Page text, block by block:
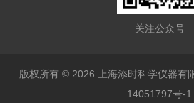
关注公众号
版权所有 © 2026 上海添时科学仪器
14051797号-1